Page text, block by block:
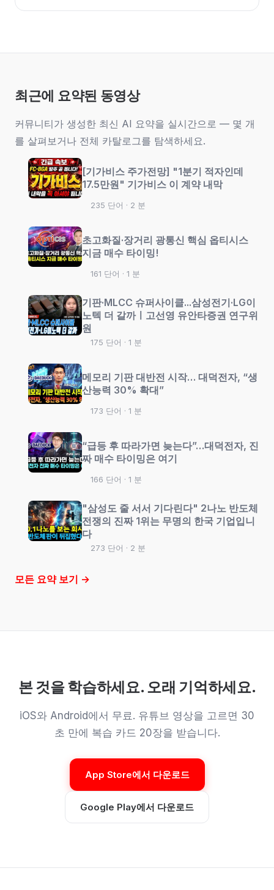
최근에 요약된 동영상
커뮤니티가 생성한 최신 AI 요약을 실시간으로 — 몇 개
를 살펴보거나 전체 카탈로그를 탐색하세요.
[기가비스 주가전망] "1분기 적자인데
17.5만원" 기가비스 이 계약 내막
235 단어 · 2 분
초고화질·장거리 광통신 핵심 옵티시스
지금 매수 타이밍!
161 단어 · 1 분
기판·MLCC 슈퍼사이클...삼성전기·LG이
노텍 더 갈까ㅣ고선영 유안타증권 연구위
원
175 단어 · 1 분
메모리 기판 대반전 시작… 대덕전자, “생
산능력 30% 확대”
173 단어 · 1 분
“급등 후 따라가면 늦는다”…대덕전자, 진
짜 매수 타이밍은 여기
166 단어 · 1 분
"삼성도 줄 서서 기다린다" 2나노 반도체
전쟁의 진짜 1위는 무명의 한국 기업입니
다
273 단어 · 2 분
모든 요약 보기 →
본 것을 학습하세요. 오래 기억하세요.
iOS와 Android에서 무료. 유튜브 영상을 고르면 30
초 만에 복습 카드 20장을 받습니다.
App Store에서 다운로드
Google Play에서 다운로드